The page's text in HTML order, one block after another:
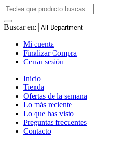
Buscar en:
Mi cuenta
Finalizar Compra
Cerrar sesión
Inicio
Tienda
Ofertas de la semana
Lo más reciente
Lo que has visto
Preguntas frecuentes
Contacto